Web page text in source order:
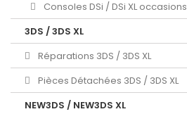
Consoles DSi / DSi XL occasions
3DS / 3DS XL
Réparations 3DS / 3DS XL
Pièces Détachées 3DS / 3DS XL
NEW3DS / NEW3DS XL